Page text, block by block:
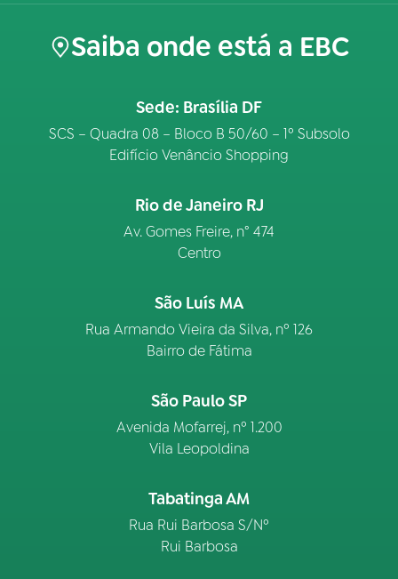
Saiba onde está a EBC
Sede: Brasília DF
SCS – Quadra 08 – Bloco B 50/60 – 1º Subsolo
Edifício Venâncio Shopping
Rio de Janeiro RJ
Av. Gomes Freire, n° 474
Centro
São Luís MA
Rua Armando Vieira da Silva, nº 126
Bairro de Fátima
São Paulo SP
Avenida Mofarrej, nº 1.200
Vila Leopoldina
Tabatinga AM
Rua Rui Barbosa S/Nº
Rui Barbosa